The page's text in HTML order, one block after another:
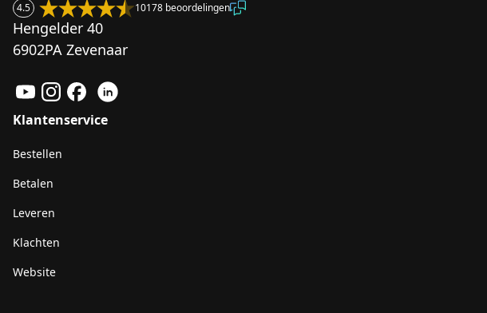
4.5 10178 beoordelingen
Hengelder 40
6902PA Zevenaar
Klantenservice
Bestellen
Betalen
Leveren
Klachten
Website